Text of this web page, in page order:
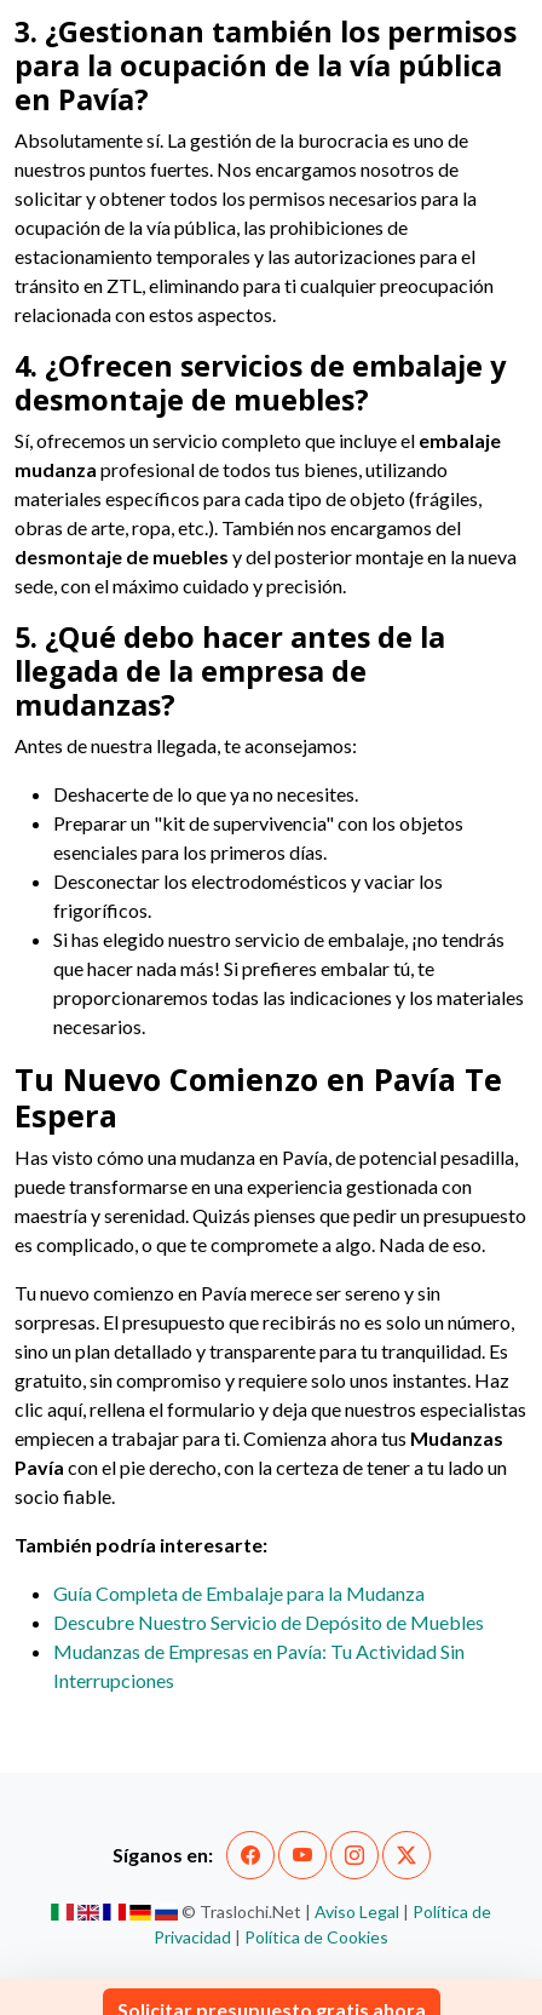
3. ¿Gestionan también los permisos
para la ocupación de la vía pública
en Pavía?
Absolutamente sí. La gestión de la burocracia es uno de
nuestros puntos fuertes. Nos encargamos nosotros de
solicitar y obtener todos los permisos necesarios para la
ocupación de la vía pública, las prohibiciones de
estacionamiento temporales y las autorizaciones para el
tránsito en ZTL, eliminando para ti cualquier preocupación
relacionada con estos aspectos.
4. ¿Ofrecen servicios de embalaje y
desmontaje de muebles?
Sí, ofrecemos un servicio completo que incluye el embalaje
mudanza profesional de todos tus bienes, utilizando
materiales específicos para cada tipo de objeto (frágiles,
obras de arte, ropa, etc.). También nos encargamos del
desmontaje de muebles y del posterior montaje en la nueva
sede, con el máximo cuidado y precisión.
5. ¿Qué debo hacer antes de la
llegada de la empresa de
mudanzas?
Antes de nuestra llegada, te aconsejamos:
Deshacerte de lo que ya no necesites.
Preparar un "kit de supervivencia" con los objetos
esenciales para los primeros días.
Desconectar los electrodomésticos y vaciar los
frigoríficos.
Si has elegido nuestro servicio de embalaje, ¡no tendrás
que hacer nada más! Si prefieres embalar tú, te
proporcionaremos todas las indicaciones y los materiales
necesarios.
Tu Nuevo Comienzo en Pavía Te
Espera
Has visto cómo una mudanza en Pavía, de potencial pesadilla,
puede transformarse en una experiencia gestionada con
maestría y serenidad. Quizás pienses que pedir un presupuesto
es complicado, o que te compromete a algo. Nada de eso.
Tu nuevo comienzo en Pavía merece ser sereno y sin
sorpresas. El presupuesto que recibirás no es solo un número,
sino un plan detallado y transparente para tu tranquilidad. Es
gratuito, sin compromiso y requiere solo unos instantes. Haz
clic aquí, rellena el formulario y deja que nuestros especialistas
empiecen a trabajar para ti. Comienza ahora tus Mudanzas
Pavía con el pie derecho, con la certeza de tener a tu lado un
socio fiable.
También podría interesarte:
Guía Completa de Embalaje para la Mudanza
Descubre Nuestro Servicio de Depósito de Muebles
Mudanzas de Empresas en Pavía: Tu Actividad Sin
Interrupciones
Síganos en:
© Traslochi.Net |Aviso Legal | Política de
Privacidad | Política de Cookies
Solicitar presupuesto gratis ahora